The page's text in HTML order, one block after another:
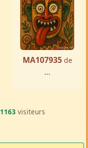
MA107935 de
...
1163 visiteurs